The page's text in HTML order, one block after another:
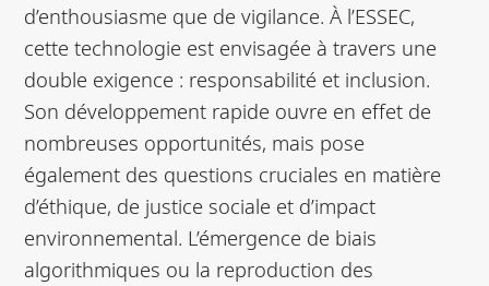
d’enthousiasme que de vigilance. À l’ESSEC,
cette technologie est envisagée à travers une
double exigence : responsabilité et inclusion.
Son développement rapide ouvre en effet de
nombreuses opportunités, mais pose
également des questions cruciales en matière
d’éthique, de justice sociale et d’impact
environnemental. L’émergence de biais
algorithmiques ou la reproduction des